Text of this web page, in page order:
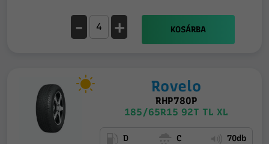
- + KOSÁRBA
Rovelo
RHP780P
185/65R15 92T TL XL
D C 70db